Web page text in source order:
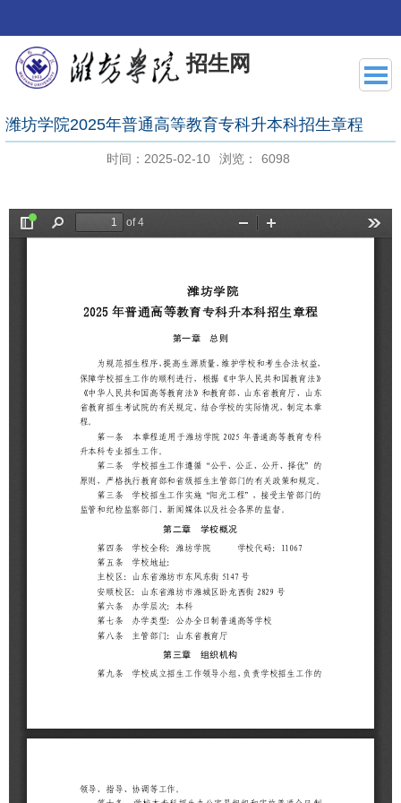
招生网
潍坊学院2025年普通高等教育专科升本科招生章程
时间：2025-02-10 浏览： 6098